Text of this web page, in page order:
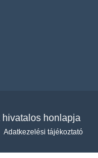
honlapja
Adatkezelési tájékoztató